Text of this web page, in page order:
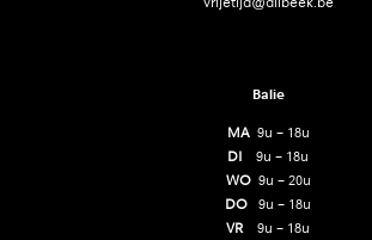
Balie
MA 9u – 18u
DI 9u – 18u
WO9u – 20u
DO 9u – 18u
VR 9u – 18u